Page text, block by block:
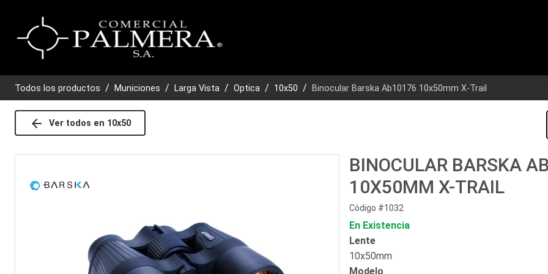
Todos los productos Municiones Larga Vista Optica 10x50 Binocular Barska Ab10176 10x50mm X-Trail
arrow_back Ver todos en 10x50
BINOCULAR BARSKA
10X50MM X-TRAIL
Código #1032
En Existencia
Lente
10x50mm
Modelo